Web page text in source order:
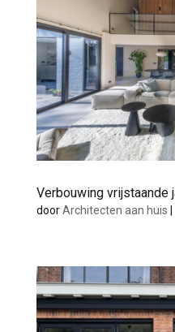
Verbouwing vrijstaande
doorArchitecten aan huis